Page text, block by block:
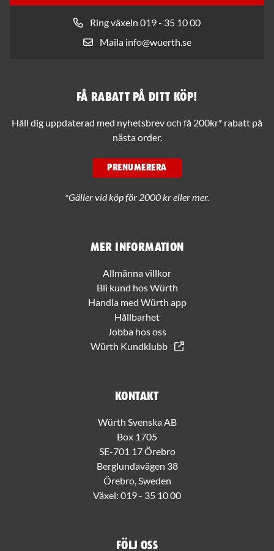
Ring växeln 019 - 35 10 00
Maila info@wuerth.se
Mer information
Allmänna villkor
Bli kund hos Würth
Handla med Würth app
Hållbarhet
Jobba hos oss
Würth Kundklubb
Kontakt
Würth Svenska AB
Box 1705
SE-701 17 Örebro
Berglundavägen 38
Örebro, Sweden
Växel: 019 - 35 10 00
Följ oss
Få rabatt på ditt köp!
Håll dig uppdaterad med nyhetsbrev och få 200kr* rabatt på
nästa order.
PRENUMERERA
*Gäller vid köp för 2000 kr eller mer.